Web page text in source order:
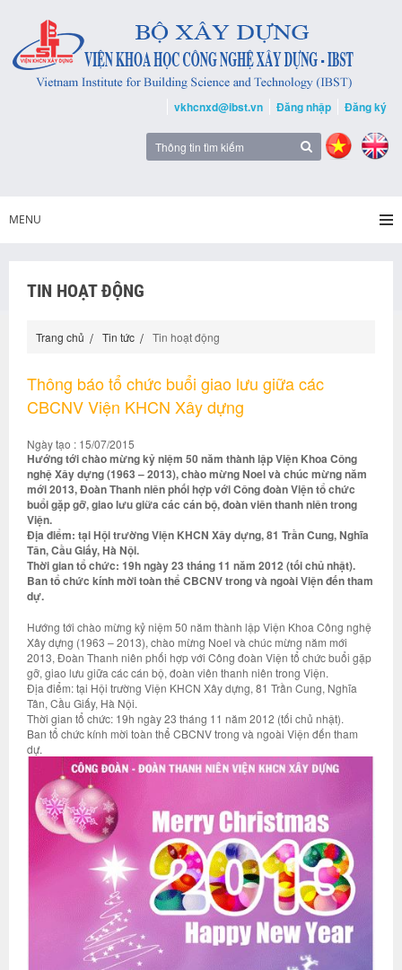
vkhcnxd@ibst.vn Đăng nhập Đăng ký
MENU
TIN HOẠT ĐỘNG
Trang chủ Tin tức Tin hoạt động
Thông báo tổ chức buổi giao lưu giữa các
CBCNV Viện KHCN Xây dựng
Ngày tạo : 15/07/2015
Hướng tới chào mừng kỷ niệm 50 năm thành lập Viện Khoa Công
nghệ Xây dựng (1963 – 2013), chào mừng Noel và chúc mừng năm
mới 2013, Đoàn Thanh niên phối hợp với Công đoàn Viện tổ chức
buổi gặp gỡ, giao lưu giữa các cán bộ, đoàn viên thanh niên trong
Viện.
Địa điểm: tại Hội trường Viện KHCN Xây dựng, 81 Trần Cung, Nghĩa
Tân, Cầu Giấy, Hà Nội.
Thời gian tổ chức: 19h ngày 23 tháng 11 năm 2012 (tối chủ nhật).
Ban tổ chức kính mời toàn thể CBCNV trong và ngoài Viện đến tham
dự.
Hướng tới chào mừng kỷ niệm 50 năm thành lập Viện Khoa Công nghệ
Xây dựng (1963 – 2013), chào mừng Noel và chúc mừng năm mới
2013, Đoàn Thanh niên phối hợp với Công đoàn Viện tổ chức buổi gặp
gỡ, giao lưu giữa các cán bộ, đoàn viên thanh niên trong Viện.
Địa điểm: tại Hội trường Viện KHCN Xây dựng, 81 Trần Cung, Nghĩa
Tân, Cầu Giấy, Hà Nội.
Thời gian tổ chức: 19h ngày 23 tháng 11 năm 2012 (tối chủ nhật).
Ban tổ chức kính mời toàn thể CBCNV trong và ngoài Viện đến tham
dự.